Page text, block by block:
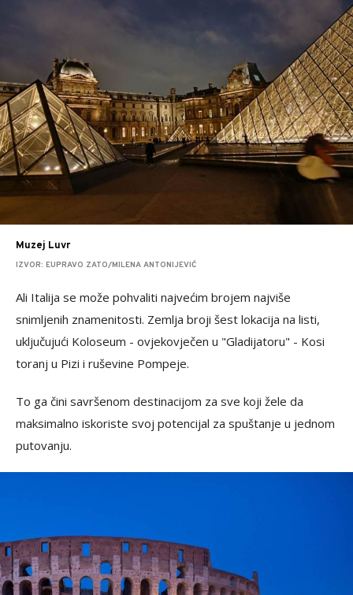
Muzej Luvr
IZVOR: EUPRAVO ZATO/MILENA ANTONIJEVIĆ
Ali Italija se može pohvaliti najvećim brojem najviše
snimljenih znamenitosti. Zemlja broji šest lokacija na listi,
uključujući Koloseum - ovjekovječen u "Gladijatoru" - Kosi
toranj u Pizi i ruševine Pompeje.
To ga čini savršenom destinacijom za sve koji žele da
maksimalno iskoriste svoj potencijal za spuštanje u jednom
putovanju.